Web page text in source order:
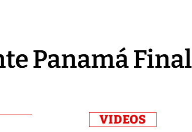
Panamá Final
VIDEOS